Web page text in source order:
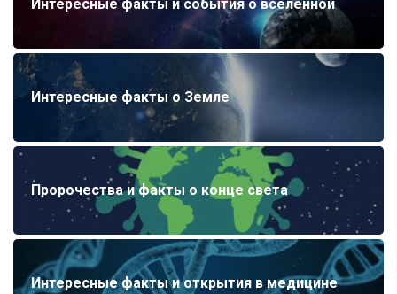
Интересные факты и события о вселенной
Интересные факты о Земле
Пророчества и факты о конце света
Интересные факты и открытия в медицине